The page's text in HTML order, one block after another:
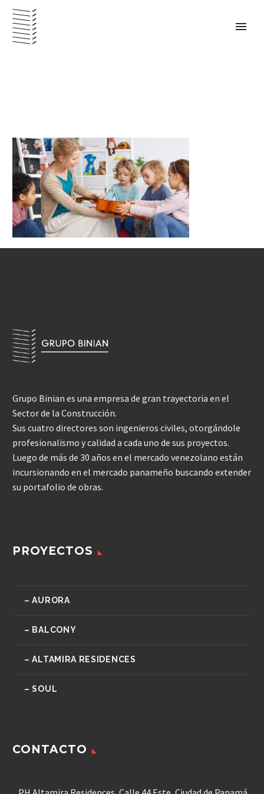
PANAMÁ – ESPAÑOL
Grupo Binian es una empresa de gran trayectoria en el
Sector de la Construcción.
Sus cuatro directores son ingenieros civiles, otorgándole
profesionalismo y calidad a cada uno de sus proyectos.
Luego de más de 30 años en el mercado venezolano están
incursionando en el mercado panameño buscando extender
su portafolio de obras.
PROYECTOS
– AURORA
– BALCONY
– ALTAMIRA RESIDENCES
– SOUL
CONTACTO